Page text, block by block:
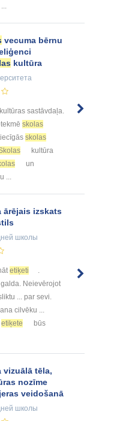
vecuma bērnu
kultūra
kultūras sastāvdaļa.
skolas
skolas
kultūra
un
...
ārējais izskats
школы
etiķeti
.
Neievērojot
... par sevi.
cilvēku ...
etiķete
būs
vizuālā tēla,
nozīme
veidošanā
школы